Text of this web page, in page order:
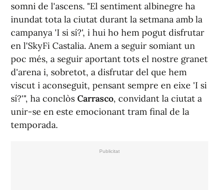
somni de l'ascens. "El sentiment albinegre ha
inundat tota la ciutat durant la setmana amb la
campanya 'I si sí?', i hui ho hem pogut disfrutar
en l'SkyFi Castalia. Anem a seguir somiant un
poc més, a seguir aportant tots el nostre granet
d'arena i, sobretot, a disfrutar del que hem
viscut i aconseguit, pensant sempre en eixe 'I si
sí?'", ha conclòs Carrasco, convidant la ciutat a
unir-se en este emocionant tram final de la
temporada.